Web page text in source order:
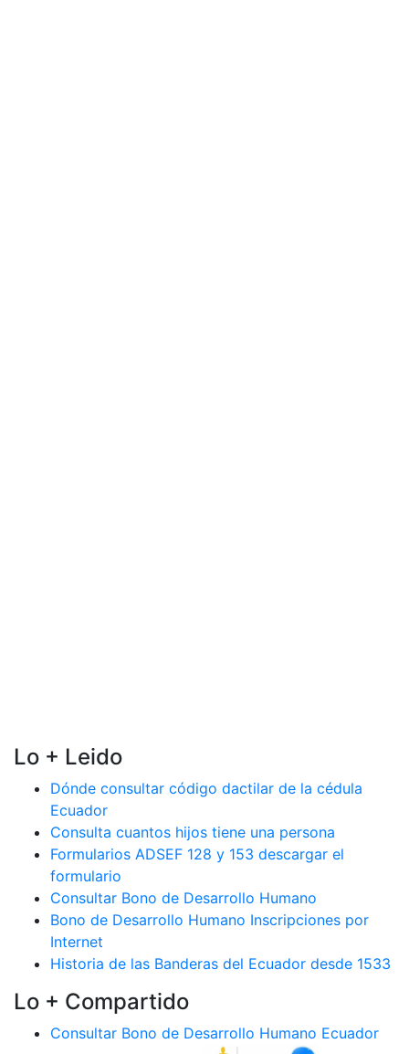
Lo + Leido
Dónde consultar código dactilar de la cédula
Ecuador
Consulta cuantos hijos tiene una persona
Formularios ADSEF 128 y 153 descargar el
formulario
Consultar Bono de Desarrollo Humano
Bono de Desarrollo Humano Inscripciones por
Internet
Historia de las Banderas del Ecuador desde 1533
Lo + Compartido
Consultar Bono de Desarrollo Humano Ecuador